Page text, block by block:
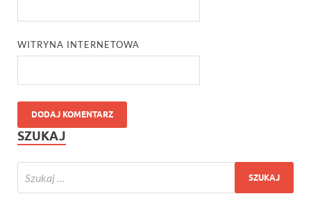
WITRYNA INTERNETOWA
SZUKAJ